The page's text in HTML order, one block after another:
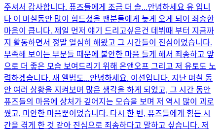
주셔서 감사합니다. 퓨즈들에게 조금 더 솔...안녕하세요 유 입니
다 이 며칠동안 많이 힘드셨을 팬분들에게 늦게 오게 되어 죄송한
마음이 큽니다. 제일 먼저 얘기 드리고싶은건 데뷔때 부터 지금까
지 활동하면서 정말 열심히 해왔고 그 시간들이 진심이었습니다.
부족해 보이는 부분들 때문에 불안한 마음 들게 해서 죄송하고 앞
으로 더 좋은 모습 보여드리기 위해 온앤오프 그리고 저 유토도 노
력하겠습니다. 새 앨범도...안녕하세요. 이션입니다. 지난 며칠 동
안 여러 상황을 지켜보며 많은 생각을 하게 되었고, 그 시간 동안
퓨즈들의 마음에 상처가 깊어지는 모습을 보며 저 역시 많이 괴로
웠고, 미안한 마음뿐이었습니다. 다시 한 번, 퓨즈들에게 힘든 시
간을 겪게 한 것 같아 진심으로 죄송하다고 말하고 싶습니다. 저